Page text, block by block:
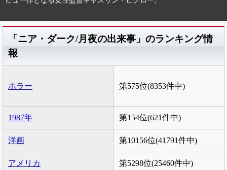
「ニア・ダーク/月夜の出来事」のランキング情
報
ホラー 第575位(8353件中)
1987年 第154位(621件中)
洋画 第10156位(41791件中)
アメリカ 第5298位(25460件中)